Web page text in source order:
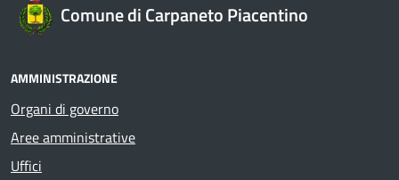
Comune di Carpaneto Piacentino
AMMINISTRAZIONE
Organi di governo
Aree amministrative
Uffici